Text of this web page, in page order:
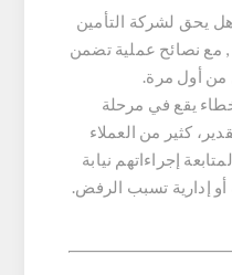
يحق لشركة التأمين
نصائح عملية تضمن
من أول مرة.
يقع في مرحلة
كثير من العملاء
إجراءاتهم نيابة
أو إدارية تسبب الرفض.